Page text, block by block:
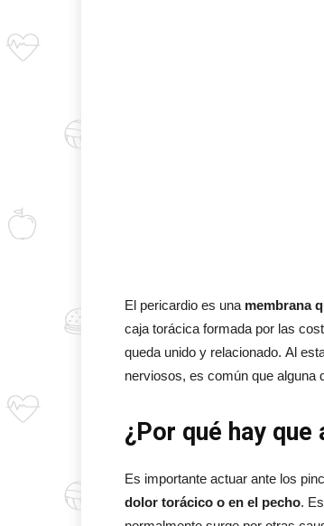
El pericardio es una membrana
caja torácica formada por las
queda unido y relacionado. Al
nerviosos, es común que alguna
¿Por qué hay
Es importante actuar ante los
dolor torácico o en el pecho.